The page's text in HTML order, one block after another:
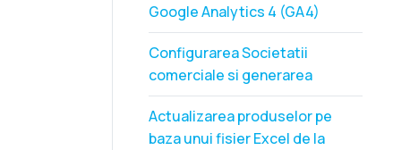
Google Analytics 4 (GA4)
pentru masurarea traficului
Configurarea Societatii
comerciale si generarea
Facturilor
Actualizarea produselor pe
baza unui fisier Excel de la